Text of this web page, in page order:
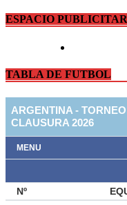
ESPACIO
TABLA DE FUTBOL